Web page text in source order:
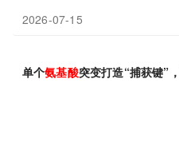
2026-07-15
单个氨基酸突变打造“捕获键”